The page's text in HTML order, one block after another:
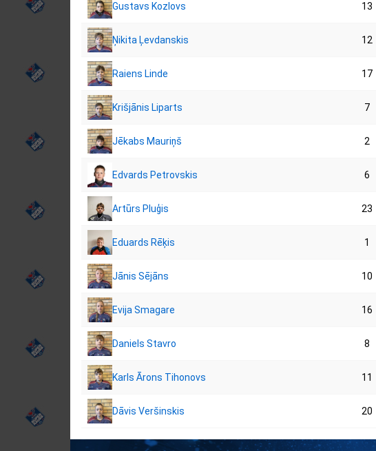
Gustavs Kozlovs 13
Ņikita Ļevdanskis 12
Raiens Linde 17
Krišjānis Liparts 7
Jēkabs Mauriņš 2
Edvards Petrovskis 6
Artūrs Pluģis 23
Eduards Rēķis 1
Jānis Sējāns 10
Evija Smagare 16
Daniels Stavro 8
Karls Ārons Tihonovs 11
Dāvis Veršinskis 20